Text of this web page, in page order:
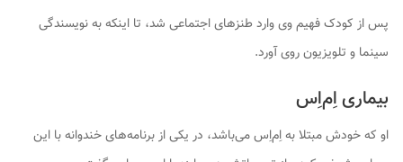
پس از کودک فهیم وی وارد طنزهای اجتماعی شد، تا اینکه به نویسندگی
سینما و تلویزیون روی آورد.
بیماری اِم‌اِس
او که خودش مبتلا به اِم‌اِس می‌باشد، در یکی از برنامه‌های خندوانه با این